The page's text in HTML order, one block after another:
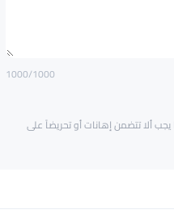
1000/1000
ألا تتضمن إهانات أو تحريضاً على